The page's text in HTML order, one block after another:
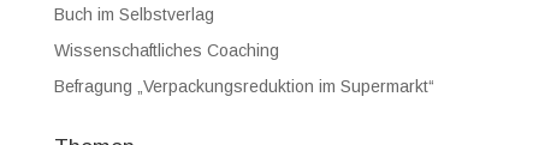
Buch im Selbstverlag
Wissenschaftliches Coaching
Befragung „Verpackungsreduktion im Supermarkt“